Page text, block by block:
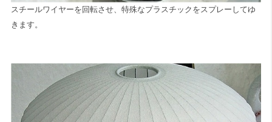
スチールワイヤーを回転させ、特殊なプラスチックをスプレーしてゆ
きます。